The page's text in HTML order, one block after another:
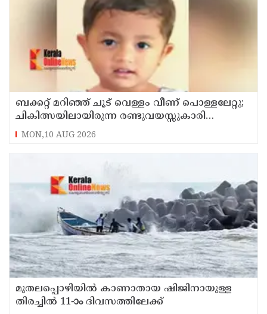
ബക്കറ്റ് മറിഞ്ഞ് ചൂട് വെള്ളം വീണ് പൊള്ളലേറ്റു;
ചികിത്സയിലായിരുന്ന രണ്ടുവയസ്സുകാരി
അണുബാധയെ തുടര്‍ന്ന് മരിച്ചു
MON,10 AUG 2026
മുതലപ്പൊഴിയില്‍ കാണാതായ ഷിജിനായുള്ള
തിരച്ചില്‍ 11-ാം ദിവസത്തിലേക്ക്